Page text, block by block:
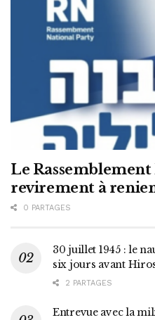
Le
revirement à
0 PARTAGES
30 juillet 1945 : le
six jours avant
2 PARTAGES
Entrevue avec la